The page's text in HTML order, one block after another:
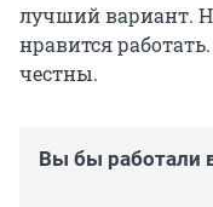
лучший вариант.
нравится
честны.
Вы бы работали